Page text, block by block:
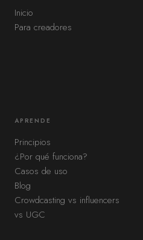
Inicio
Para creadores
APRENDE
Principios
¿Por qué funciona?
Casos de uso
Blog
Crowdcasting vs influencers
vs UGC